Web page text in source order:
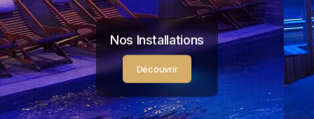
Nos Installations
Découvrir